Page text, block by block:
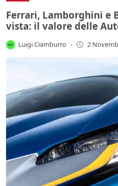
Ferrari, Lamborghini e
vista: il valore delle
Luigi Ciamburro - 2